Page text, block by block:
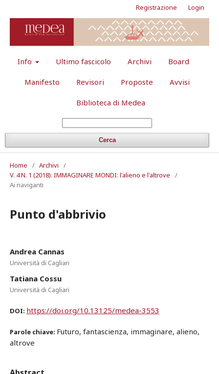
Info Ultimo fascicolo Archivi Board
Manifesto Revisori Proposte Avvisi
Biblioteca di Medea
Cerca
Registrazione Login
Home / Archivi
/
V. 4 N. 1 (2018): IMMAGINARE MONDI: l'alieno e l'altrove
/
Ai naviganti
Punto d'abbrivio
Andrea Cannas
Università di Cagliari
Tatiana Cossu
Università di Cagliari
DOI: https://doi.org/10.13125/medea-3553
Parole chiave: Futuro, fantascienza, immaginare, alieno,
altrove